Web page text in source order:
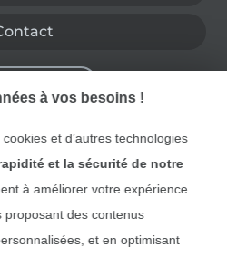
plus d’idées
à vos besoins !
et d’autres technologies
et la sécurité de notre
à améliorer votre expérience
proposant des contenus
et en optimisant